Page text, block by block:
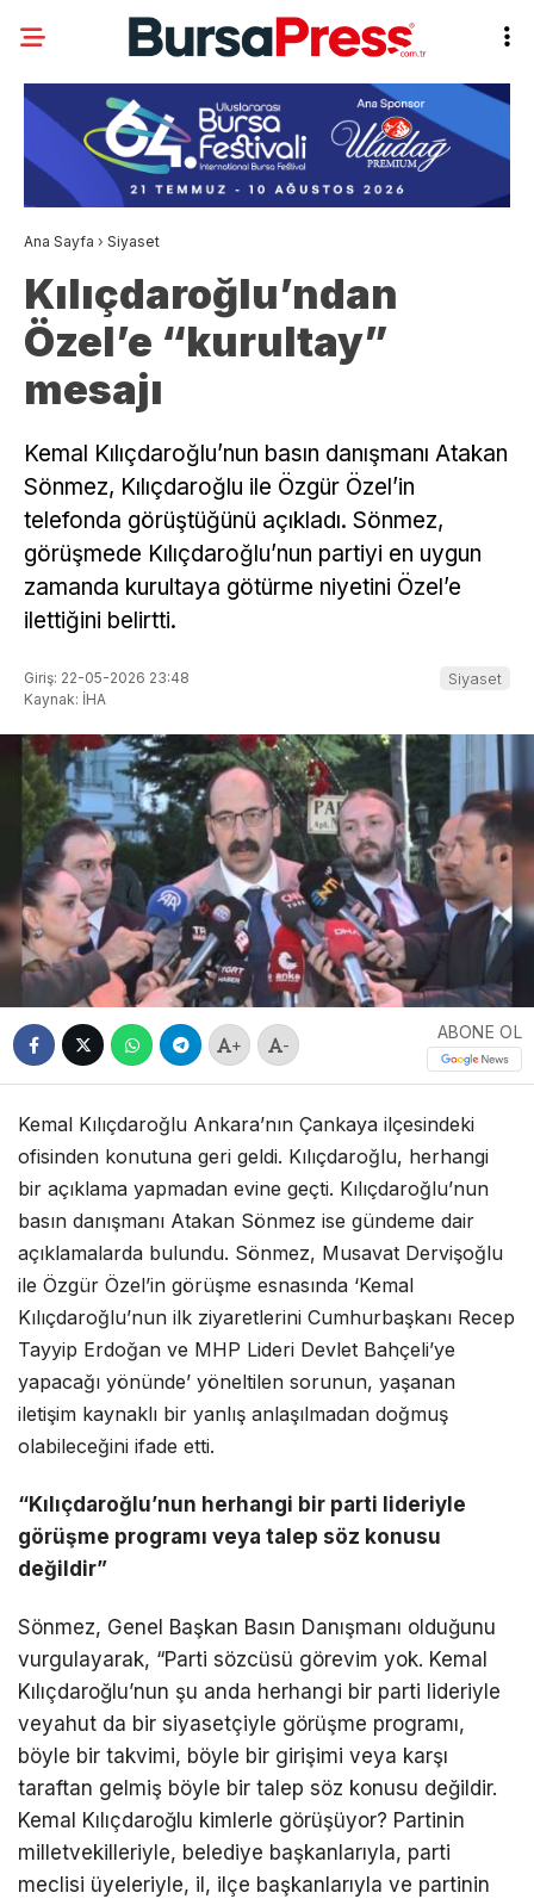
Ana Sayfa › Siyaset
Kılıçdaroğlu’ndan
Özel’e “kurultay”
mesajı
Kemal Kılıçdaroğlu’nun basın danışmanı Atakan
Sönmez, Kılıçdaroğlu ile Özgür Özel’in
telefonda görüştüğünü açıkladı. Sönmez,
görüşmede Kılıçdaroğlu’nun partiyi en uygun
zamanda kurultaya götürme niyetini Özel’e
ilettiğini belirtti.
Giriş: 22-05-2026 23:48
Kaynak: İHA
Siyaset
+ -
ABONE OL
Kemal Kılıçdaroğlu Ankara’nın Çankaya ilçesindeki
ofisinden konutuna geri geldi. Kılıçdaroğlu, herhangi
bir açıklama yapmadan evine geçti. Kılıçdaroğlu’nun
basın danışmanı Atakan Sönmez ise gündeme dair
açıklamalarda bulundu. Sönmez, Musavat Dervişoğlu
ile Özgür Özel’in görüşme esnasında ‘Kemal
Kılıçdaroğlu’nun ilk ziyaretlerini Cumhurbaşkanı Recep
Tayyip Erdoğan ve MHP Lideri Devlet Bahçeli’ye
yapacağı yönünde’ yöneltilen sorunun, yaşanan
iletişim kaynaklı bir yanlış anlaşılmadan doğmuş
olabileceğini ifade etti.
“Kılıçdaroğlu’nun herhangi bir parti lideriyle
görüşme programı veya talep söz konusu
değildir”
Sönmez, Genel Başkan Basın Danışmanı olduğunu
vurgulayarak, “Parti sözcüsü görevim yok. Kemal
Kılıçdaroğlu’nun şu anda herhangi bir parti lideriyle
veyahut da bir siyasetçiyle görüşme programı,
böyle bir takvimi, böyle bir girişimi veya karşı
taraftan gelmiş böyle bir talep söz konusu değildir.
Kemal Kılıçdaroğlu kimlerle görüşüyor? Partinin
milletvekilleriyle, belediye başkanlarıyla, parti
meclisi üyeleriyle, il, ilçe başkanlarıyla ve partinin